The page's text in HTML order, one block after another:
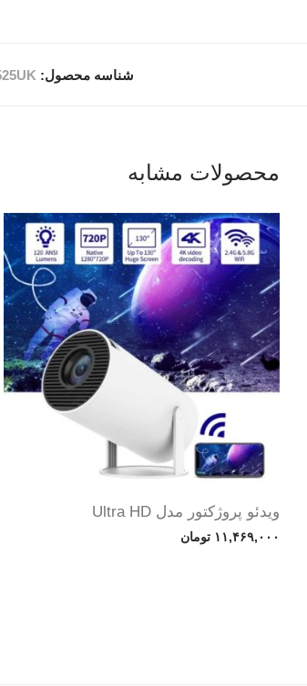
شناسه محصول:
محصولات مشابه
ویدئو پروژکتور مدل Ultra HD
۱۱,۴۶۹,۰۰۰ تومان